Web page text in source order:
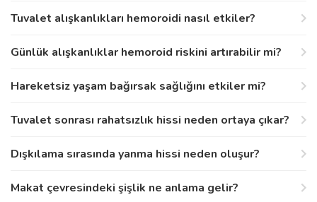
Tuvalet alışkanlıkları hemoroidi nasıl etkiler?
Günlük alışkanlıklar hemoroid riskini artırabilir mi?
Hareketsiz yaşam bağırsak sağlığını etkiler mi?
Tuvalet sonrası rahatsızlık hissi neden ortaya çıkar?
Dışkılama sırasında yanma hissi neden oluşur?
Makat çevresindeki şişlik ne anlama gelir?